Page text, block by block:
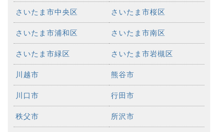
さいたま市中央区 さいたま市桜区
さいたま市浦和区 さいたま市南区
さいたま市緑区 さいたま市岩槻区
川越市 熊谷市
川口市 行田市
秩父市 所沢市